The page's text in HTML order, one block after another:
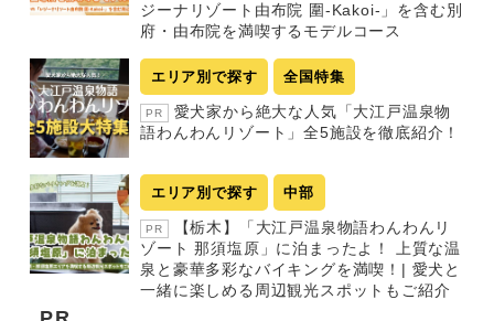
ジーナリゾート由布院 圍-Kakoi-」を含む別
府・由布院を満喫するモデルコース
エリア別で探す 全国特集
PR
愛犬家から絶大な人気「大江戸温泉物
語わんわんリゾート」全5施設を徹底紹介！
エリア別で探す 中部
PR
【栃木】「大江戸温泉物語わんわんリ
ゾート 那須塩原」に泊まったよ！ 上質な温
泉と豪華多彩なバイキングを満喫！| 愛犬と
一緒に楽しめる周辺観光スポットもご紹介